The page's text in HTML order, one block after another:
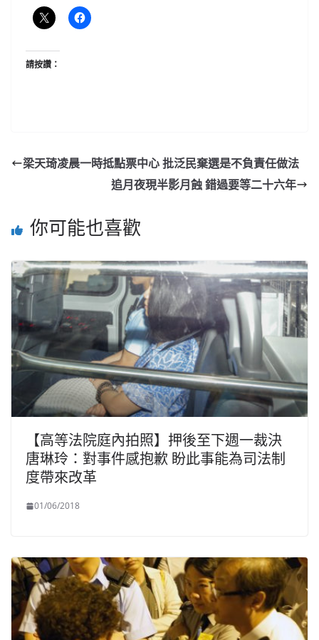
請按讚：
梁天琦凌晨一時抵點票中心 批泛民棄選是不負責任做法
追月夜現半影月蝕 錯過要等二十六年
你可能也喜歡
【高等法院庭內拍照】押後至下週一裁決
唐琳玲：對事件感抱歉 盼此事能為司法制
度帶來改革
01/06/2018